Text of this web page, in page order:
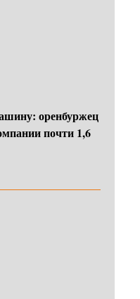
оренбуржец
почти 1,6